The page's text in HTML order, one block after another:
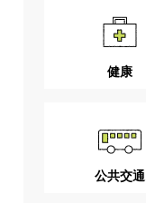
健康
公共交通